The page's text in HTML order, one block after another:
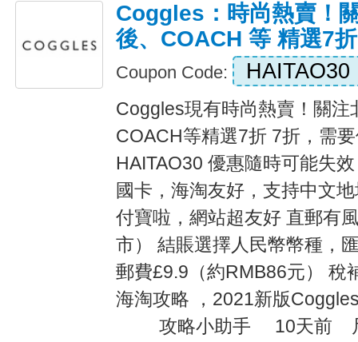
Coggles：時尚熱賣！
後、COACH 等 精選7折
Coupon Code: HAITAO30
Coggles現有時尚熱賣！關注
COACH等精選7折 7折，需
HAITAO30 優惠隨時可能失
國卡，海淘友好，支持中文
付寶啦，網站超友好 直郵有
市） 結賬選擇人民幣幣種，
郵費£9.9（約RMB86元） 稅
海淘攻略 ，2021新版
攻略小助手 10天前 尺